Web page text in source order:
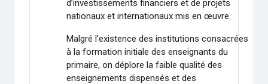
d’investissements financiers et de projets
nationaux et internationaux mis en œuvre.
Malgré l’existence des institutions consacrées
à la formation initiale des enseignants du
primaire, on déplore la faible qualité des
enseignements dispensés et des